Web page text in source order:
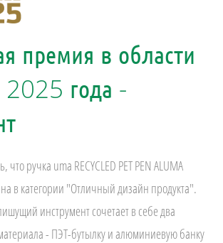
премия в области
2025 года -
ручка uma RECYCLED PET PEN ALUMA
в категории "Отличный дизайн продукта".
инструмент сочетает в себе два
- ПЭТ-бутылку и алюминиевую банку